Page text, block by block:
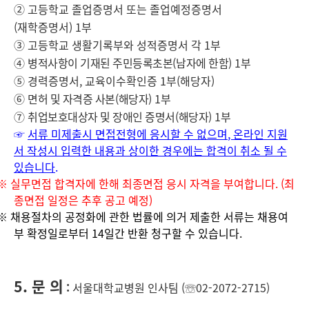
②고등학교 졸업증명서 또는 졸업예정증명서
(재학증명서) 1부
③ 고등학교 생활기록부와 성적증명서 각 1부
④ 병적사항이 기재된 주민등록초본(남자에 한함) 1부
⑤ 경력증명서,교육이수확인증 1부(해당자)
⑥ 면허 및 자격증 사본(해당자) 1부
⑦취업보호대상자 및 장애인 증명서(해당자) 1부
☞ 서류 미제출시 면접전형에 응시할 수 없으며,온라인 지원
서 작성시 입력한 내용과 상이한 경우에는 합격이 취소 될 수
있습니다.
실무면접 합격자에 한해 최종면접 응시 자격을 부여합니다. (최
종면접 일정은 추후 공고 예정)
채용절차의 공정화에 관한 법률에 의거 제출한 서류는 채용여
부 확정일로부터 14일간 반환 청구할 수 있습니다.
5. 문 의 : 서울대학교병원 인사팀 (☏02-2072-2715)